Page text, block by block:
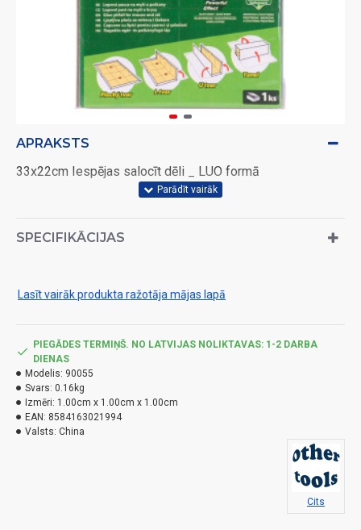
APRAKSTS
33x22cm Iespējas salocīt dēli _ LUO formā
SPECIFIKĀCIJAS
Lasīt vairāk produkta ražotāja mājas lapā
PIEGĀDES TERMIŅŠ. NO LATVIJAS NOLIKTAVAS: 1-2 DARBA
DIENAS
Modelis: 90055
Svars: 0.16kg
Izmēri: 1.00cm x 1.00cm x 1.00cm
EAN: 8584163021994
Valsts: China
Cits